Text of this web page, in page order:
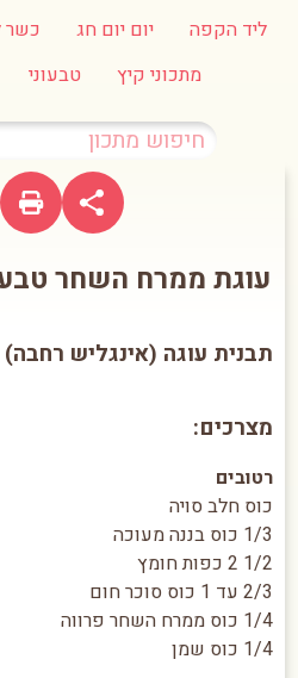
ליד הקפה
יום יום חג כשר
מתכוני קיץ
טבעוני
עוגת ממרח השחר
תבנית עוגה (אינגליש רחבה)
מצרכים:
רטובים
כוס חלב סויה
1/3 כוס בננה מעוכה
1/2 2 כפות חומץ
2/3 עד 1 כוס סוכר חום
1/4 כוס ממרח השחר פרווה
1/4 כוס שמן